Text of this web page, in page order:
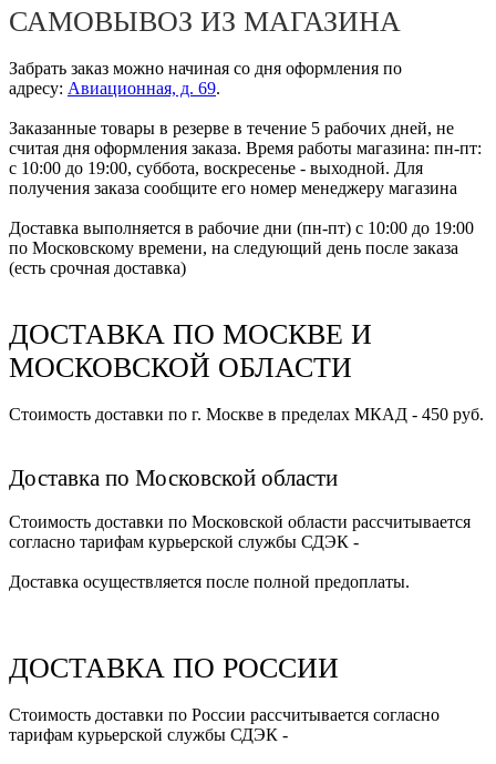
САМОВЫВОЗ ИЗ МАГАЗИНА
Забрать заказ можно начиная со дня оформления по
адресу: Авиационная, д. 69.
Заказанные товары в резерве в течение 5 рабочих дней, не
считая дня оформления заказа. Время работы магазина: пн-пт:
с 10:00 до 19:00, суббота, воскресенье - выходной. Для
получения заказа сообщите его номер менеджеру магазина
Доставка выполняется в рабочие дни (пн-пт) с 10:00 до 19:00
по Московскому времени, на следующий день после заказа
(есть срочная доставка)
ДОСТАВКА ПО МОСКВЕ И
МОСКОВСКОЙ ОБЛАСТИ
Стоимость доставки по г. Москве в пределах МКАД - 450 руб.
Доставка по Московской области
Стоимость доставки по Московской области рассчитывается
согласно тарифам курьерской службы СДЭК -
Доставка осуществляется после полной предоплаты.
ДОСТАВКА ПО РОССИИ
Стоимость доставки по России рассчитывается согласно
тарифам курьерской службы СДЭК -